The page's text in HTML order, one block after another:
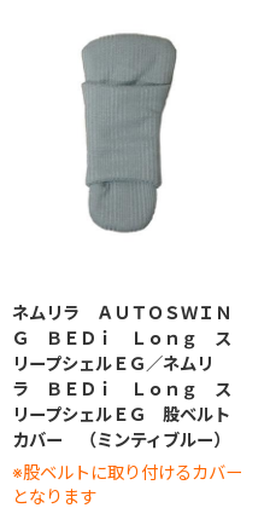
ネムリラ ＡＵＴＯＳＷＩＮ
Ｇ ＢＥＤｉ Ｌｏｎｇ ス
リープシェルＥＧ／ネムリ
ラ ＢＥＤｉ Ｌｏｎｇ ス
リープシェルＥＧ 股ベルト
カバー （ミンティブルー）
※股ベルトに取り付けるカバー
となります